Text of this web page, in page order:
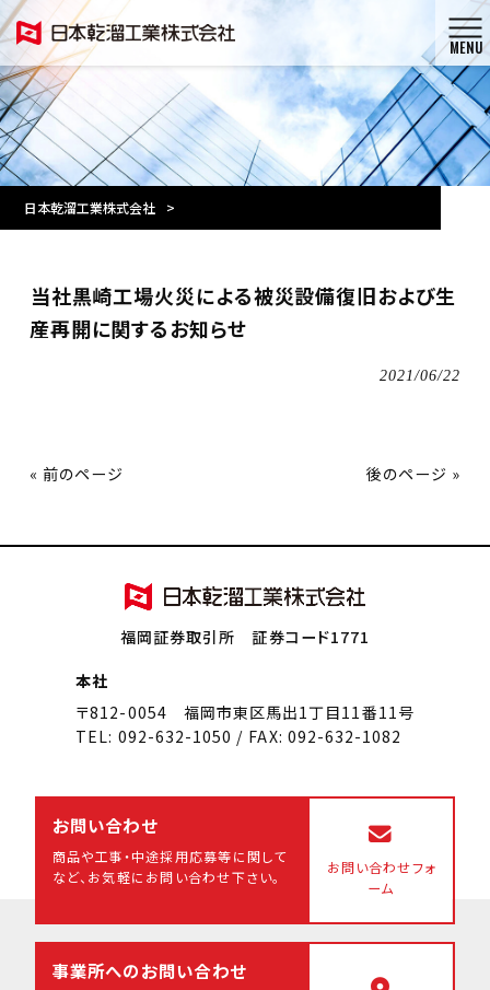
MENU
日本乾溜工業株式会社 >
当社黒崎工場火災による被災設備復旧および生
産再開に関するお知らせ
2021/06/22
« 前のページ 後のページ »
福岡証券取引所 証券コード1771
本社
〒812-0054 福岡市東区馬出1丁目11番11号
TEL: 092-632-1050 / FAX: 092-632-1082
お問い合わせ
商品や工事・中途採用応募等に関して
など、 お気軽にお問い合わせ下さい。
お問い合わせフォ
ーム
事業所へのお問い合わせ